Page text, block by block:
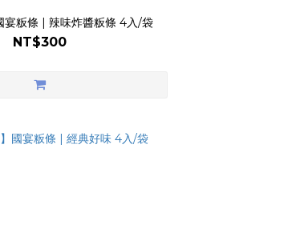
宴粄條 | 辣味炸醬粄條 4入/袋
NT$300